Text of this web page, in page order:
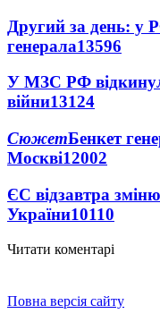
Другий за день: у
генерала13596
У МЗС РФ
війни13124
СюжетБенкет
Москві12002
ЄС відзавтра
України10110
Читати коментарі
Повна версія сайту